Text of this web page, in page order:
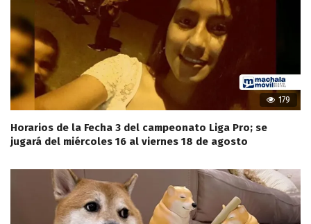
179
Horarios de la Fecha 3 del campeonato Liga Pro; se
jugará del miércoles 16 al viernes 18 de agosto